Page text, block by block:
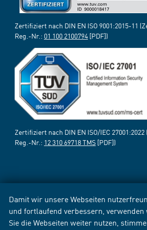
Damit wir unsere Webseiten
und fortlaufend verbessern, verwenden
Sie die Webseiten weiter nutzen,
Zertifiziert nach DIN EN ISO 9001:2015-11
Reg.-Nr.: 01 100 2100794 [PDF])
Zertifiziert nach DIN EN ISO/IEC
Reg.-Nr.: 12 310 69718 TMS [PDF])